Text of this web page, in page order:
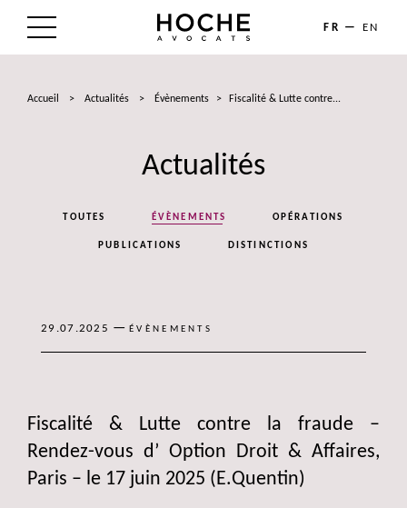
FR EN
LES AVOCATS
TALENTS
Accueil > Actualités > Évènements > Fiscalité & Lutte contre...
Actualités
TOUTES ÉVÈNEMENTS OPÉRATIONS
PUBLICATIONS DISTINCTIONS
29.07.2025 — ÉVÈNEMENTS
Fiscalité & Lutte contre la fraude –
Rendez-vous d’ Option Droit & Affaires,
Paris – le 17 juin 2025 (E.Quentin)